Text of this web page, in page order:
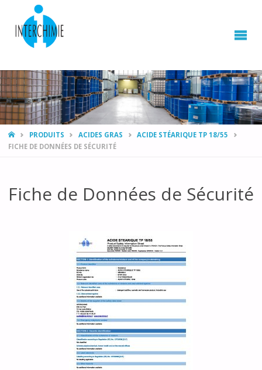
HOMEPRODUITS ACIDES GRAS
ACIDE STÉARIQUE TP 18/55
FICHE DE DONNÉES DE SÉCURITÉ
Fiche de Données de Sécurité